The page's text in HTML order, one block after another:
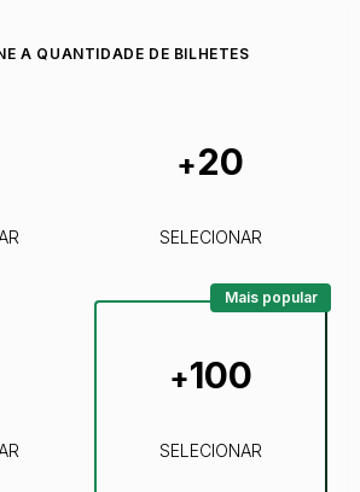
A QUANTIDADE DE BILHETES
+20
SELECIONAR
+100
SELECIONAR
Mais popular